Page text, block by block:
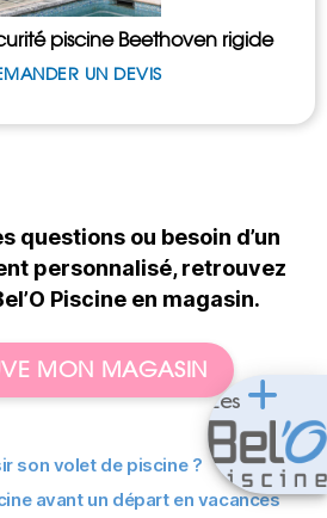
Les
piscine Beethoven rigide
UN DEVIS
questions ou besoin d’un
personnalisé, retrouvez
Piscine en magasin.
MON MAGASIN
son volet de piscine ?
avant un départ en vacances